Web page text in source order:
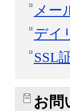
メー
デイ
SSL
お問